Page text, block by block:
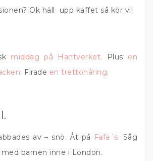
Ok häll upp kaffet så kör vi!
middag på Hantverket. Plus en
. Firade en trettonåring.
av – snö. Åt på Fafa´s. Såg
barnen inne i London.